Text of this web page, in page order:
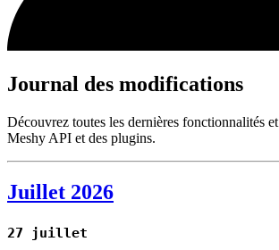
Journal des modifications
Découvrez toutes les dernières fonctionnalités
Meshy API et des plugins.
Juillet 2026
27 juillet